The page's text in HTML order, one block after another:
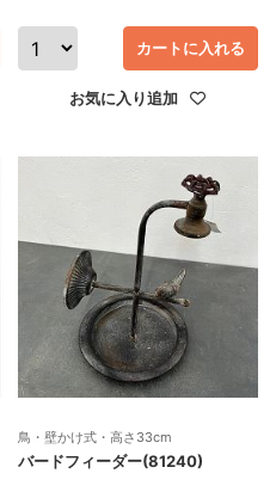
カートに入れる
お気に入り追加
鳥・壁かけ式・高さ33cm
バードフィーダー(81240)